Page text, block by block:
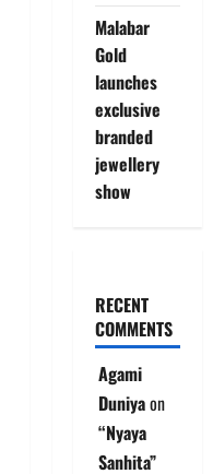
Malabar
Gold
launches
exclusive
branded
jewellery
show
RECENT
COMMENTS
Agami
Duniyaon
“Nyaya
Sanhita”